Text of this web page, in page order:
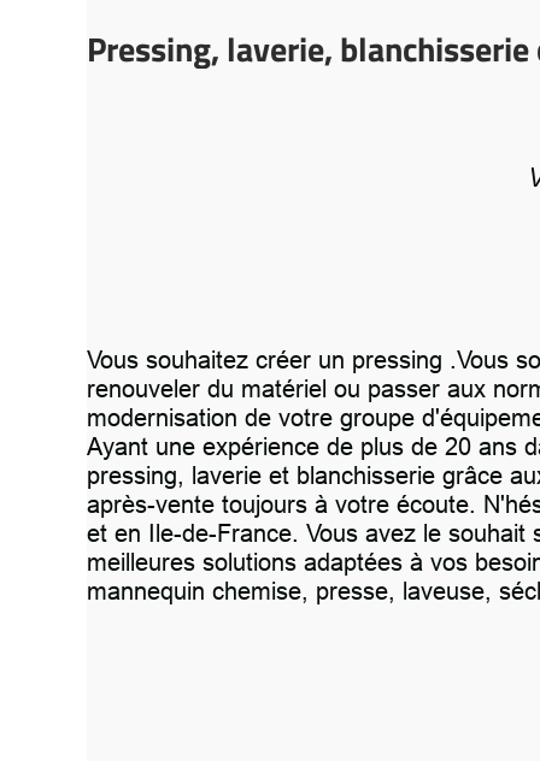
Pressing, laverie,
Vous souhaitez créer un pressing .Vous
renouveler du matériel ou passer aux
modernisation de votre groupe
Ayant une expérience de plus de 20 ans
pressing, laverie et blanchisserie grâce
après-vente toujours à votre écoute.
et en Ile-de-France. Vous avez le
meilleures solutions adaptées à vos
mannequin chemise, presse, laveuse,